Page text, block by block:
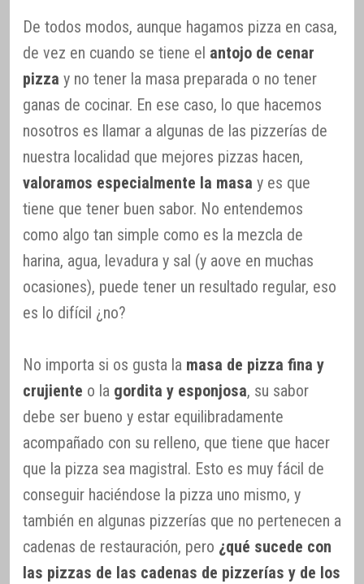
De todos modos, aunque hagamos pizza en casa,
de vez en cuando se tiene el antojo de cenar
pizza y no tener la masa preparada o no tener
ganas de cocinar. En ese caso, lo que hacemos
nosotros es llamar a algunas de las pizzerías de
nuestra localidad que mejores pizzas hacen,
valoramos especialmente la masa y es que
tiene que tener buen sabor. No entendemos
como algo tan simple como es la mezcla de
harina, agua, levadura y sal (y aove en muchas
ocasiones), puede tener un resultado regular, eso
es lo difícil ¿no?
No importa si os gusta la masa de pizza fina y
crujiente o la gordita y esponjosa, su sabor
debe ser bueno y estar equilibradamente
acompañado con su relleno, que tiene que hacer
que la pizza sea magistral. Esto es muy fácil de
conseguir haciéndose la pizza uno mismo, y
también en algunas pizzerías que no pertenecen a
cadenas de restauración, pero ¿qué sucede con
las pizzas de las cadenas de pizzerías y de los